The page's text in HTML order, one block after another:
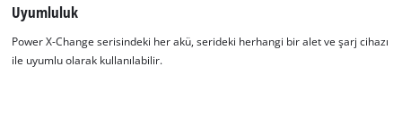
Uyumluluk
Power X-Change serisindeki her akü, serideki herhangi bir alet ve şarj cihazı
ile uyumlu olarak kullanılabilir.